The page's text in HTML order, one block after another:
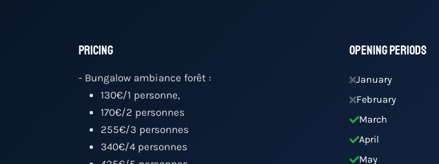
Pricing
- Bungalow ambiance forêt :
130€/1 personne,
170€/2 personnes
255€/3 personnes
340€/4 personnes
Opening Periods
January
February
March
April
May